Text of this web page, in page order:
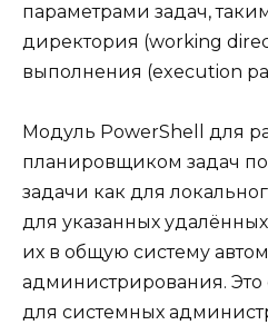
параметрами задач,
директория (working
выполнения (execution
Модуль PowerShell для
планировщиком задач
задачи как для
для указанных
их в общую систему
администрирования. Это
для системных